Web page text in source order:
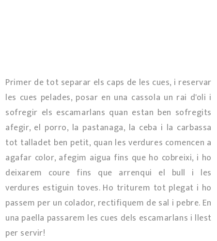
Primer de tot separar els caps de les cues, i reservar
les cues pelades, posar en una cassola un rai d'oli i
sofregir els escamarlans quan estan ben sofregits
afegir, el porro, la pastanaga, la ceba i la carbassa
tot talladet ben petit, quan les verdures comencen a
agafar color, afegim aigua fins que ho cobreixi, i ho
deixarem coure fins que arrenqui el bull i les
verdures estiguin toves. Ho triturem tot plegat i ho
passem per un colador, rectifiquem de sal i pebre. En
una paella passarem les cues dels escamarlans i llest
per servir!